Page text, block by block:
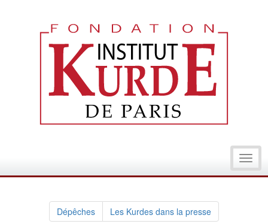
Dépêches Les Kurdes dans la presse